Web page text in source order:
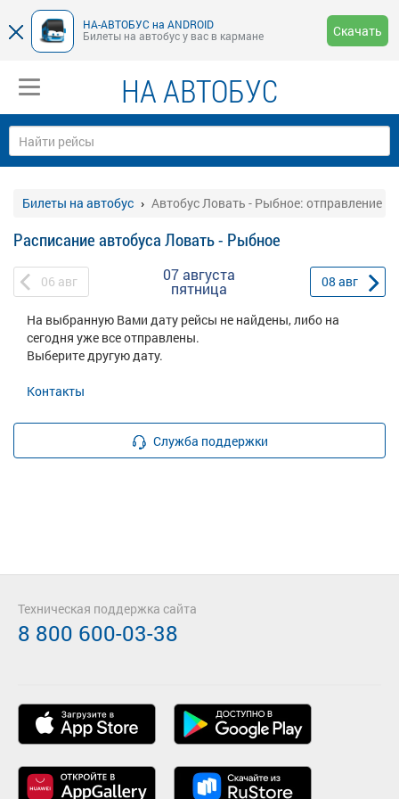
НА-АВТОБУС на ANDROID
Билеты на автобус у вас в кармане
Скачать
НА АВТОБУС
Билеты на автобус Автобус Ловать - Рыбное: отправление
Расписание автобуса Ловать - Рыбное
06 авг 07 августа
пятница 08 авг
На выбранную Вами дату рейсы не найдены, либо на
сегодня уже все отправлены.
Выберите другую дату.
Контакты
Служба поддержки
Техническая поддержка сайта
8 800 600-03-38